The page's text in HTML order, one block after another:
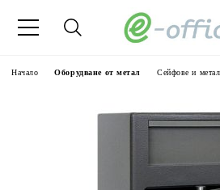
Начало Оборудване от метал Сейфове и